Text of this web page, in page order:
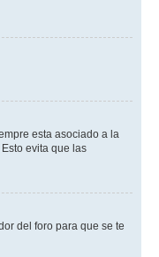
esta asociado a la
evita que las
del foro para que se te